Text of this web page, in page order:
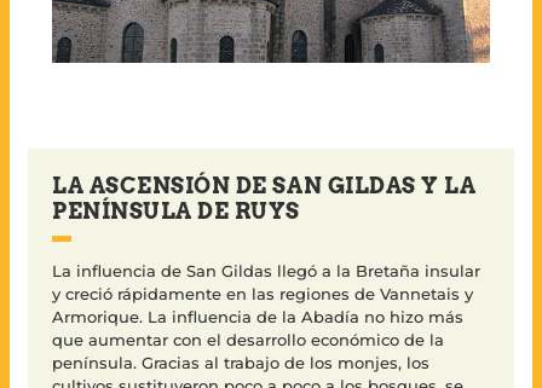
LA ASCENSIÓN DE SAN GILDAS Y LA
PENÍNSULA DE RUYS
La influencia de San Gildas llegó a la Bretaña insular
y creció rápidamente en las regiones de Vannetais y
Armorique. La influencia de la Abadía no hizo más
que aumentar con el desarrollo económico de la
península. Gracias al trabajo de los monjes, los